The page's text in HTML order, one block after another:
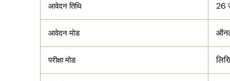
आवेदन तिथि 26
आवेदन मोड
परीक्षा मोड